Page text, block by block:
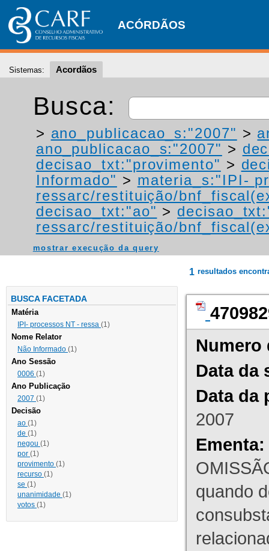
ACÓRDÃOS
Sistemas: Acordãos
Busca:
> ano_publicacao_s:"2007" >
ano_publicacao_s:"2007" >
decisao_txt:"provimento" >
Informado" > materia_s:"IPI-
ressarc/restituição/
decisao_txt:"ao" >
ressarc/restituição/
mostrar execução da query
BUSCA FACETADA
Matéria
IPI- processos NT - ressa (1)
Nome Relator
Não Informado (1)
Ano Sessão
0006 (1)
Ano Publicação
2007 (1)
Decisão
ao (1)
de (1)
negou (1)
por (1)
provimento (1)
recurso (1)
se (1)
unanimidade (1)
votos (1)
1 resultados
Numero
Data da
Data da
2007
Ementa:
quando